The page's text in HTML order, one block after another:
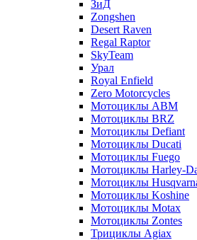
ЗиД
Zongshen
Desert Raven
Regal Raptor
SkyTeam
Урал
Royal Enfield
Zero Motorcycles
Мотоциклы ABM
Мотоциклы BRZ
Мотоциклы Defiant
Мотоциклы Ducati
Мотоциклы Fuego
Мотоциклы Harley-
Мотоциклы
Мотоциклы Koshine
Мотоциклы Motax
Мотоциклы Zontes
Трициклы Agiax